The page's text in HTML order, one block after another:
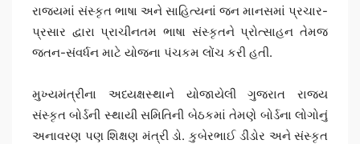
રાજ્યમાં સંસ્કૃત ભાષા અને સાહિત્યનાં જન માનસમાં પ્રચાર-
પ્રસાર દ્વારા પ્રાચીનતમ ભાષા સંસ્કૃતને પ્રોત્સાહન તેમજ
જતન-સંવર્ધન માટે યોજના પંચકમ લોંચ કરી હતી.
મુખ્યમંત્રીના અધ્યક્ષસ્થાને યોજાયેલી ગુજરાત રાજ્ય
સંસ્કૃત બોર્ડની સ્થાયી સમિતિની બેઠકમાં તેમણે બોર્ડના લોગોનું
અનાવરણ પણ શિક્ષણ મંત્રી ડો. કુબેરભાઈ ડીંડોર અને સંસ્કૃત